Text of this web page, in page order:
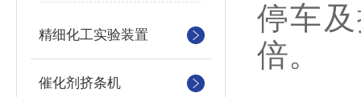
精细化工实验装置
催化剂挤条机
停车
倍。